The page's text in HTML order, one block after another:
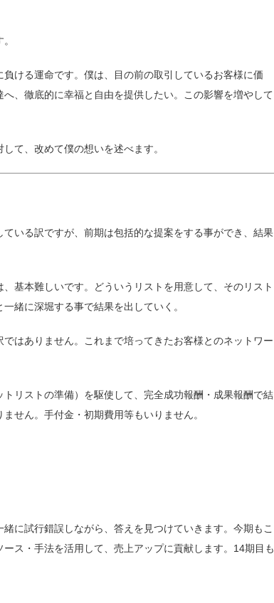
ける運命です。僕は、目の前の取引しているお客様に価
、徹底的に幸福と自由を提供したい。この影響を増やして
て、改めて僕の想いを述べます。
いる訳ですが、前期は包括的な提案をする事ができ、結果
基本難しいです。どういうリストを用意して、そのリスト
緒に深堀する事で結果を出していく。
はありません。これまで培ってきたお客様とのネットワー
リストの準備）を駆使して、完全成功報酬・成果報酬で結
せん。手付金・初期費用等もいりません。
に試行錯誤しながら、答えを見つけていきます。今期もこ
ス・手法を活用して、売上アップに貢献します。14期目も